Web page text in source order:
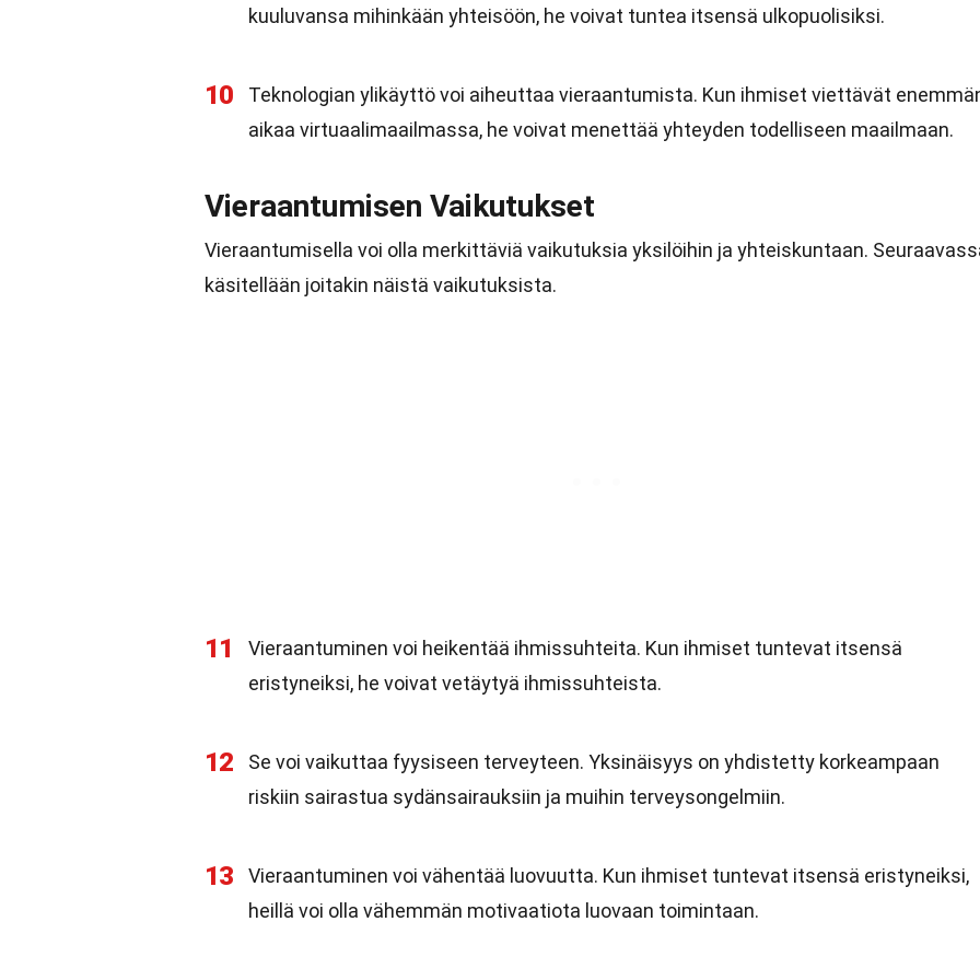
kuuluvansa mihinkään yhteisöön, he voivat tuntea itsensä ulkopuolisiksi.
10
Teknologian ylikäyttö voi aiheuttaa vieraantumista. Kun ihmiset viettävät
aikaa virtuaalimaailmassa, he voivat menettää yhteyden todelliseen maailmaan.
Vieraantumisen Vaikutukset
Vieraantumisella voi olla merkittäviä vaikutuksia yksilöihin ja yhteiskuntaan.
käsitellään joitakin näistä vaikutuksista.
11
Vieraantuminen voi heikentää ihmissuhteita. Kun ihmiset tuntevat itsensä
eristyneiksi, he voivat vetäytyä ihmissuhteista.
12
Se voi vaikuttaa fyysiseen terveyteen. Yksinäisyys on yhdistetty korkeampaan
riskiin sairastua sydänsairauksiin ja muihin terveysongelmiin.
13
Vieraantuminen voi vähentää luovuutta. Kun ihmiset tuntevat itsensä eristyneiksi,
heillä voi olla vähemmän motivaatiota luovaan toimintaan.